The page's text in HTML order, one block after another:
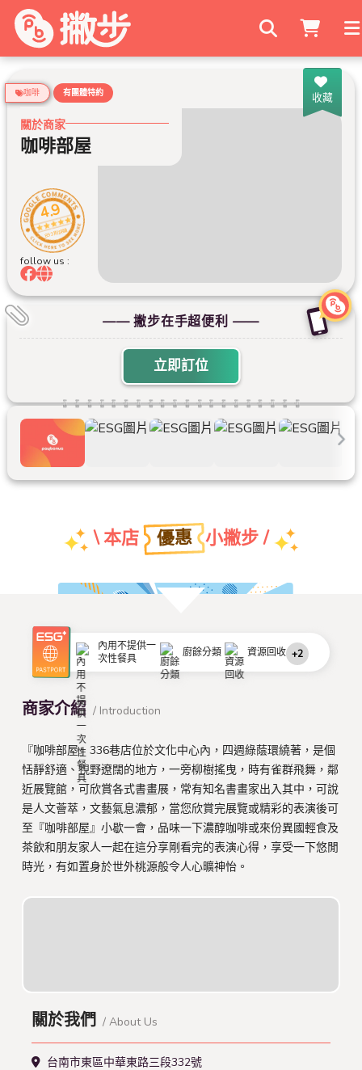
搜尋商家
收藏
咖啡 有團體特約
關於商家
咖啡部屋
4.9
893 則評論
follow us :
—— 撇步在手超便利 ——
立即訂位
\ 本店 優惠 小撇步 /
團體特約折扣優惠
查看本店特約名單
內用不提供一
次性餐具
廚餘分類 資源回收 +2
商家介紹 / Introduction
『咖啡部屋』336巷店位於文化中心內，四週綠蔭環繞著，是個
恬靜舒適、視野遼闊的地方，一旁柳樹搖曳，時有雀群飛舞，鄰
近展覽館，可欣賞各式書畫展，常有知名書畫家出入其中，可說
是人文薈萃，文藝氣息濃郁，當您欣賞完展覽或精彩的表演後可
至『咖啡部屋』小歇一會，品味一下濃醇咖啡或來份異國輕食及
茶飲和朋友家人一起在這分享剛看完的表演心得，享受一下悠閒
時光，有如置身於世外桃源般令人心曠神怡。
關於我們 / About Us
台南市東區中華東路三段332號